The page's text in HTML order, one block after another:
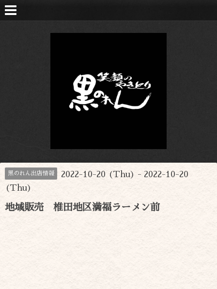
黒のれん出店情報
2022-10-20 (Thu) - 2022-10-20
(Thu)
地域販売 椎田地区満福ラーメン前